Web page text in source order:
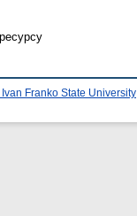
Franko State University